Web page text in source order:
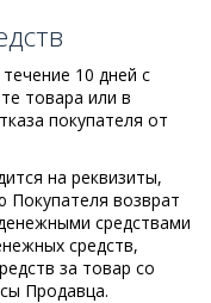
10 дней с
товара или в
покупателя от
на реквизиты,
Покупателя возврат
средствами
средств,
за товар со
Продавца.